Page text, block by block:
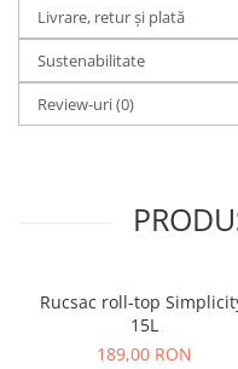
- Căptușeala
simplu
- Buzunar spate
Livrare, retur și plată
Sustenabilitate
Review-uri(0)
Rucsac roll-top
15L
189,00 RON